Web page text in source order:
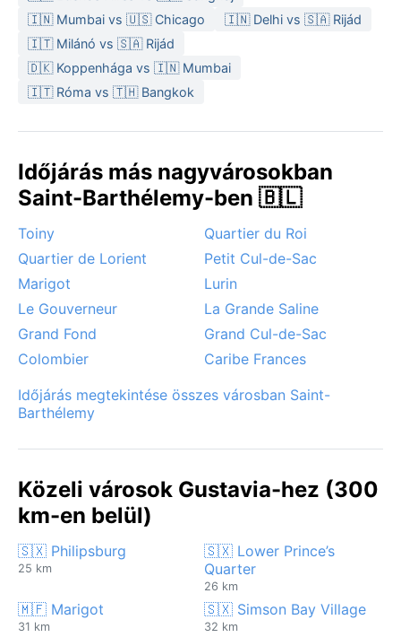
széles karimájú kalap és erős naptej elengedhetetlen;
a hűvösebb estékre egy vékony kabát is jól jön.
Az utazás legkedvező
🇮🇳 Mumbai vs 🇺🇸 Chicago
🇮🇳 Delhi vs 🇸🇦 Rijád
🇮🇹 Milánó vs 🇸🇦 Rijád
🇩🇰 Koppenhága vs 🇮🇳 Mumbai
🇮🇹 Róma vs 🇹🇭 Bangkok
Időjárás más nagyvárosokban
Saint-Barthélemy-ben 🇧🇱
Toiny
Quartier du Roi
Quartier de Lorient
Petit Cul-de-Sac
Marigot
Lurin
Le Gouverneur
La Grande Saline
Grand Fond
Grand Cul-de-Sac
Colombier
Caribe Frances
Időjárás megtekintése összes városban Saint-
Barthélemy
Közeli városok Gustavia-hez (300
km-en belül)
🇸🇽 Philipsburg
25 km
🇸🇽 Lower Prince’s
Quarter
26 km
🇲🇫 Marigot
31 km
🇸🇽 Simson Bay Village
32 km